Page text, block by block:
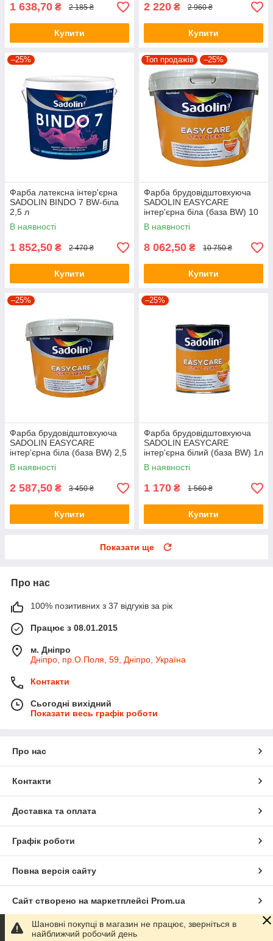
1 638,70 ₴ 2 185 ₴
Купити
2 220 ₴ 2 960 ₴
Купити
–25%
Фарба латексна інтер'єрна
SADOLIN BINDO 7 ВW-біла
2,5 л
В наявності
1 852,50 ₴ 2 470 ₴
Купити
Топ продажів –25%
Фарба брудовідштовхуюча
SADOLIN EASYCARE
інтер'єрна біла (база ВW) 10
л
В наявності
8 062,50 ₴ 10 750 ₴
Купити
–25%
Фарба брудовідштовхуюча
SADOLIN EASYCARE
інтер'єрна біла (база ВW) 2,5
л
В наявності
2 587,50 ₴ 3 450 ₴
Купити
–25%
Фарба брудовідштовхуюча
SADOLIN EASYCARE
інтер'єрна білий (база ВW) 1л
В наявності
1 170 ₴ 1 560 ₴
Купити
Показати ще
Про нас
100% позитивних з 37 відгуків за рік
Працює з 08.01.2015
м. Дніпро
Дніпро, пр.О.Поля, 59, Дніпро, Україна
Контакти
Сьогодні вихідний
Показати весь графік роботи
Про нас
Контакти
Доставка та оплата
Графік роботи
Повна версія сайту
Сайт створено на маркетплейсі Prom.ua
Політика конфіденційності
Шановні покупці в магазин не працює, зверніться в
найближчий робочий день